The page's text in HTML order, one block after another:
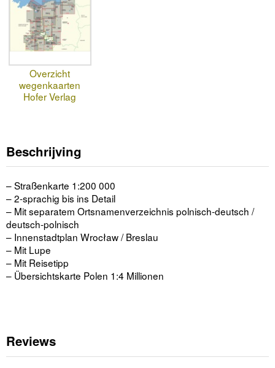
Overzicht
wegenkaarten
Hofer Verlag
Beschrijving
– Straßenkarte 1:200 000
– 2-sprachig bis ins Detail
– Mit separatem Ortsnamenverzeichnis polnisch-deutsch /
deutsch-polnisch
– Innenstadtplan Wrocław / Breslau
– Mit Lupe
– Mit Reisetipp
– Übersichtskarte Polen 1:4 Millionen
Reviews